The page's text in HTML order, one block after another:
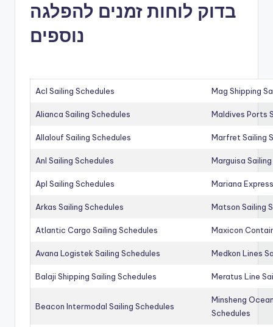
בדוק לוחות זמנים להפלגה
נוספים
Acl Sailing Schedules Mag Shipping
Alianca Sailing Schedules Maldives Ports
Allalouf Sailing Schedules Marfret Sailing
Anl Sailing Schedules Marguisa
Apl Sailing Schedules Mariana
Arkas Sailing Schedules Matson Sailing
Atlantic Cargo Sailing Schedules Maxicon
Avana Logistek Sailing Schedules Medkon Lines
Balaji Shipping Sailing Schedules Meratus Line
Beacon Intermodal Sailing Schedules
Minsheng
Schedules